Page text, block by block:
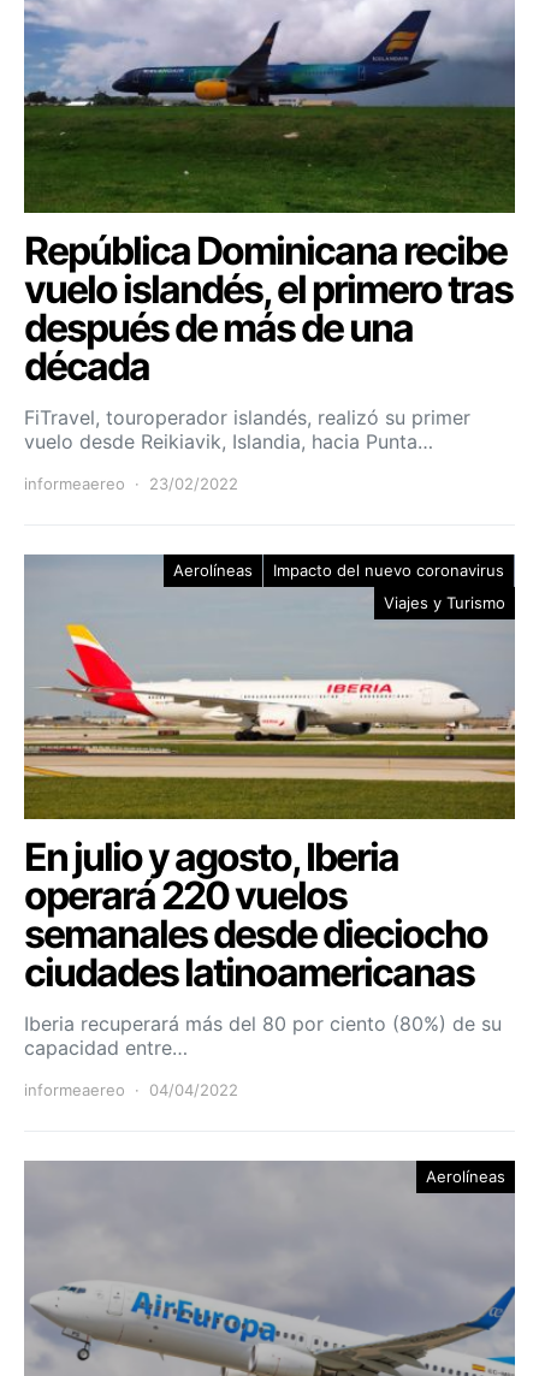
República Dominicana recibe
vuelo islandés, el primero tras
después de más de una
década
FiTravel, touroperador islandés, realizó su primer
vuelo desde Reikiavik, Islandia, hacia Punta…
informeaereo 23/02/2022
Aerolíneas
Impacto del nuevo coronavirus
Viajes y Turismo
En julio y agosto, Iberia
operará 220 vuelos
semanales desde dieciocho
ciudades latinoamericanas
Iberia recuperará más del 80 por ciento (80%) de su
capacidad entre…
informeaereo 04/04/2022
Aerolíneas